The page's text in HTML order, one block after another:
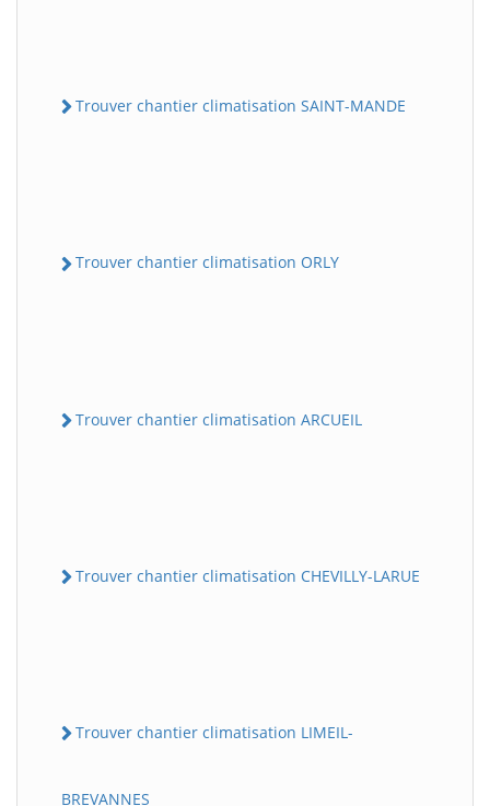
Trouver chantier climatisation SAINT-MANDE
Trouver chantier climatisation ORLY
Trouver chantier climatisation ARCUEIL
Trouver chantier climatisation CHEVILLY-LARUE
Trouver chantier climatisation LIMEIL-
BREVANNES